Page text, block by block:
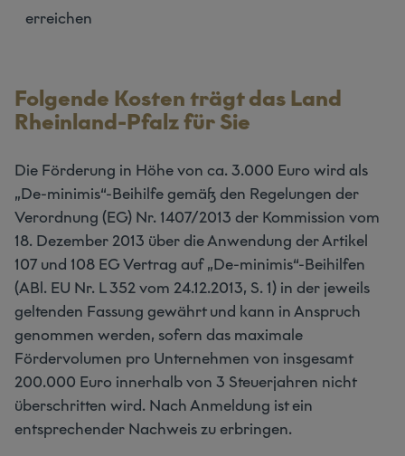
erreichen
Folgende Kosten trägt das Land
Rheinland-Pfalz für Sie
Die Förderung in Höhe von ca. 3.000 Euro wird als
„De-minimis“-Beihilfe gemäß den Regelungen der
Verordnung (EG) Nr. 1407/2013 der Kommission vom
18. Dezember 2013 über die Anwendung der Artikel
107 und 108 EG Vertrag auf „De-minimis“-Beihilfen
(ABl. EU Nr. L 352 vom 24.12.2013, S. 1) in der jeweils
geltenden Fassung gewährt und kann in Anspruch
genommen werden, sofern das maximale
Fördervolumen pro Unternehmen von insgesamt
200.000 Euro innerhalb von 3 Steuerjahren nicht
überschritten wird. Nach Anmeldung ist ein
entsprechender Nachweis zu erbringen.